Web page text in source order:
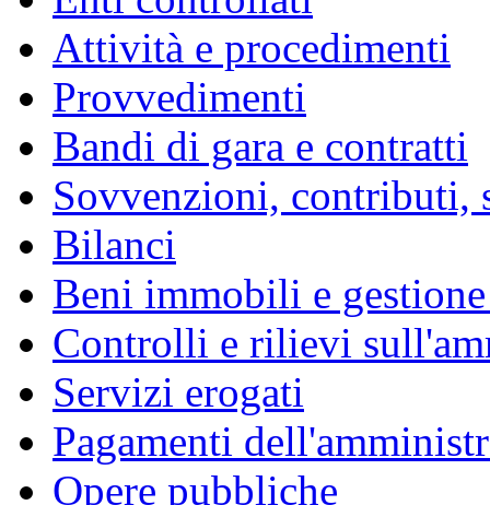
Attività e procedimenti
Provvedimenti
Bandi di gara e contratti
Sovvenzioni, contributi,
Bilanci
Beni immobili e
Controlli e rilievi
Servizi erogati
Pagamenti
Opere pubbliche